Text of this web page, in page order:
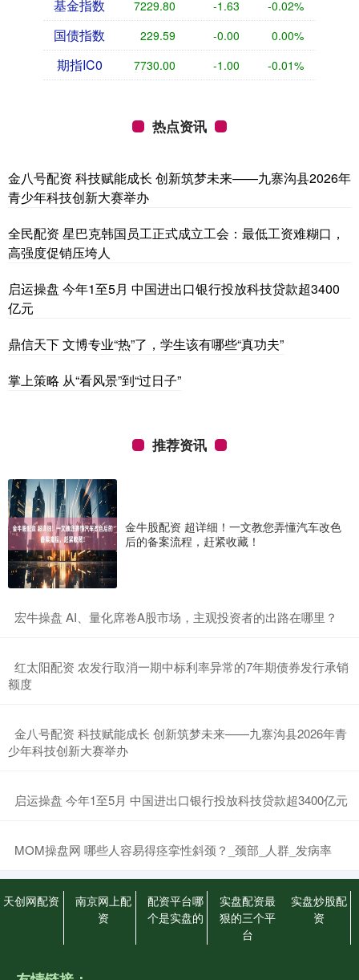
基金指数 7229.80 -1.63 -0.02%
国债指数 229.59 -0.00 0.00%
期指IC0 7730.00 -1.00 -0.01%
热点资讯
金八号配资 科技赋能成长 创新筑梦未来——九寨沟县2026年
青少年科技创新大赛举办
全民配资 星巴克韩国员工正式成立工会：最低工资难糊口，
高强度促销压垮人
启运操盘 今年1至5月 中国进出口银行投放科技贷款超3400
亿元
鼎信天下 文博专业“热”了，学生该有哪些“真功夫”
掌上策略 从“看风景”到“过日子”
推荐资讯
金牛股配资 超详细！一文教您弄懂汽车改色
后的备案流程，赶紧收藏！
​宏牛操盘 AI、量化席卷A股市场，主观投资者的出路在哪里？
​红太阳配资 农发行取消一期中标利率异常的7年期债券发行承销
额度
​金八号配资 科技赋能成长 创新筑梦未来——九寨沟县2026年青
少年科技创新大赛举办
​启运操盘 今年1至5月 中国进出口银行投放科技贷款超3400亿元
​MOM操盘网 哪些人容易得痉挛性斜颈？_颈部_人群_发病率
天创网配资
南京网上配
资
配资平台哪
个是实盘的
实盘配资最
狠的三个平
台
实盘炒股配
资